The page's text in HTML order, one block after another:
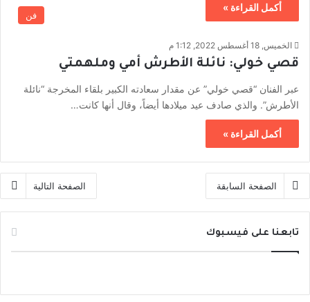
أكمل القراءة »
فن
الخميس, 18 أغسطس 2022, 1:12 م
قصي خولي: نائلة الأطرش أمي وملهمتي
عبر الفنان “قصي خولي” عن مقدار سعادته الكبير بلقاء المخرجة “نائلة
الأطرش”. والذي صادف عيد ميلادها أيضاً، وقال أنها كانت…
أكمل القراءة »
الصفحة السابقة الصفحة التالية
تابعنا على فيسبوك